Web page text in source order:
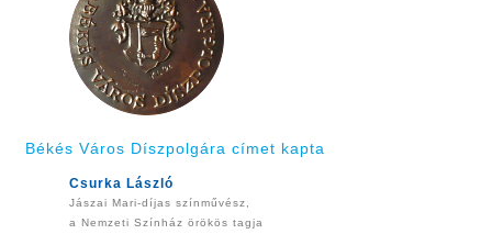
Békés Város Díszpolgára címet kapta
Csurka László
Jászai Mari-díjas színművész,
a Nemzeti Színház örökös tagja